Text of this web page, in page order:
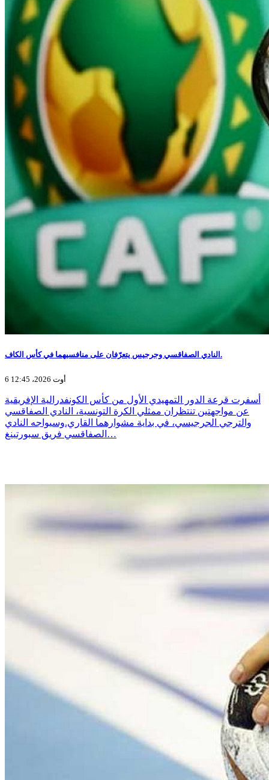
النادي الصفاقسي وجرجيس يتعرّفان على منافسيهما في كأس الكاف.
6 أوت 2026، 12:45
أسفرت قرعة الدور التمهيدي الأول من كأس الكونفدرالية الإفريقية
عن مواجهتين تنتظران ممثلي الكرة التونسية، النادي الصفاقسي
والترجي الجرجيسي، في بداية مشوارهما القاري.وسيواجه النادي
الصفاقسي فريق سبورتينغ…